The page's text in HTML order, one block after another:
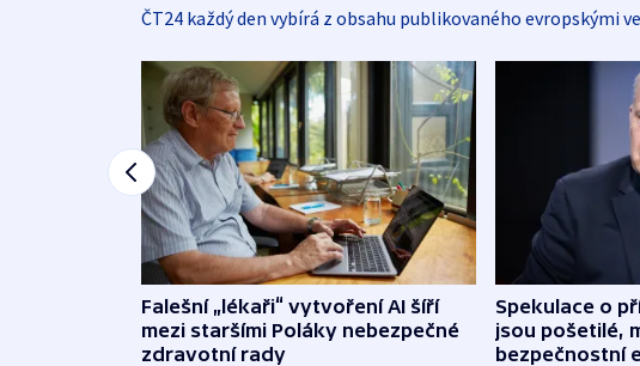
ČT24 každý den vybírá z obsahu publikovaného evropskými
Falešní „lékaři“ vytvoření AI šíří
mezi staršími Poláky nebezpečné
zdravotní rady
Spekulace o
jsou pošetilé,
bezpečnostní